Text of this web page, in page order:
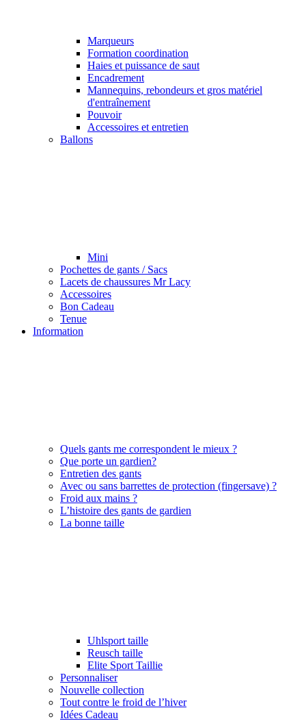
Marqueurs
Formation coordination
Haies et puissance de saut
Encadrement
Mannequins, rebondeurs et gros matériel
d'entraînement
Pouvoir
Accessoires et entretien
Ballons
Mini
Pochettes de gants / Sacs
Lacets de chaussures Mr Lacy
Accessoires
Bon Cadeau
Tenue
Information
Quels gants me correspondent le mieux ?
Que porte un gardien?
Entretien des gants
Avec ou sans barrettes de protection (fingersave) ?
Froid aux mains ?
L’histoire des gants de gardien
La bonne taille
Uhlsport taille
Reusch taille
Elite Sport Taillie
Personnaliser
Nouvelle collection
Tout contre le froid de l’hiver
Idées Cadeau